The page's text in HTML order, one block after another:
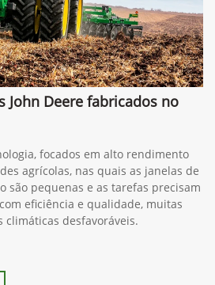
John Deere fabricados no
focados em alto rendimento
agrícolas, nas quais as janelas de
são pequenas e as tarefas precisam
eficiência e qualidade, muitas
climáticas desfavoráveis.